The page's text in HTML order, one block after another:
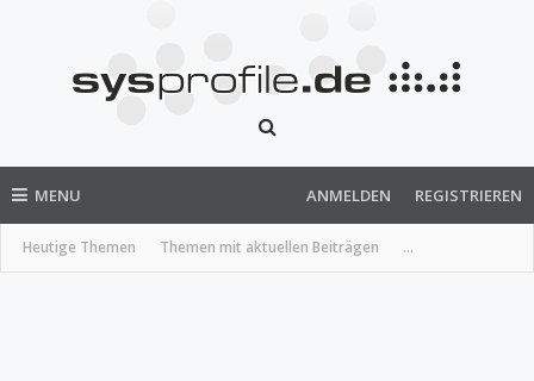
MENU
Heutige Themen Themen mit aktuellen Beiträgen ...
ANMELDEN REGISTRIEREN